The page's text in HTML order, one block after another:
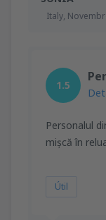
Italy,
1.5
Personalul
mișcă în
Útil